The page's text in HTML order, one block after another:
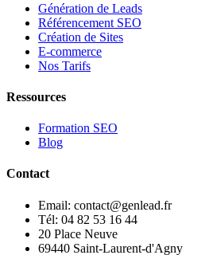
Génération de Leads
Référencement SEO
Création de Sites
E-commerce
Nos Tarifs
Ressources
Formation SEO
Blog
Contact
Email: contact@genlead.fr
Tél: 04 82 53 16 44
20 Place Neuve
69440 Saint-Laurent-d'Agny